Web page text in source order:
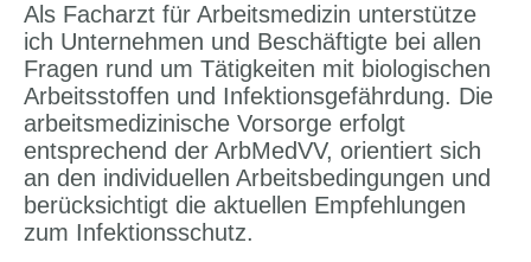
Als Facharzt für Arbeitsmedizin unterstütze
ich Unternehmen und Beschäftigte bei allen
Fragen rund um Tätigkeiten mit biologischen
Arbeitsstoffen und Infektionsgefährdung. Die
arbeitsmedizinische Vorsorge erfolgt
entsprechend der ArbMedVV, orientiert sich
an den individuellen Arbeitsbedingungen und
berücksichtigt die aktuellen Empfehlungen
zum Infektionsschutz.